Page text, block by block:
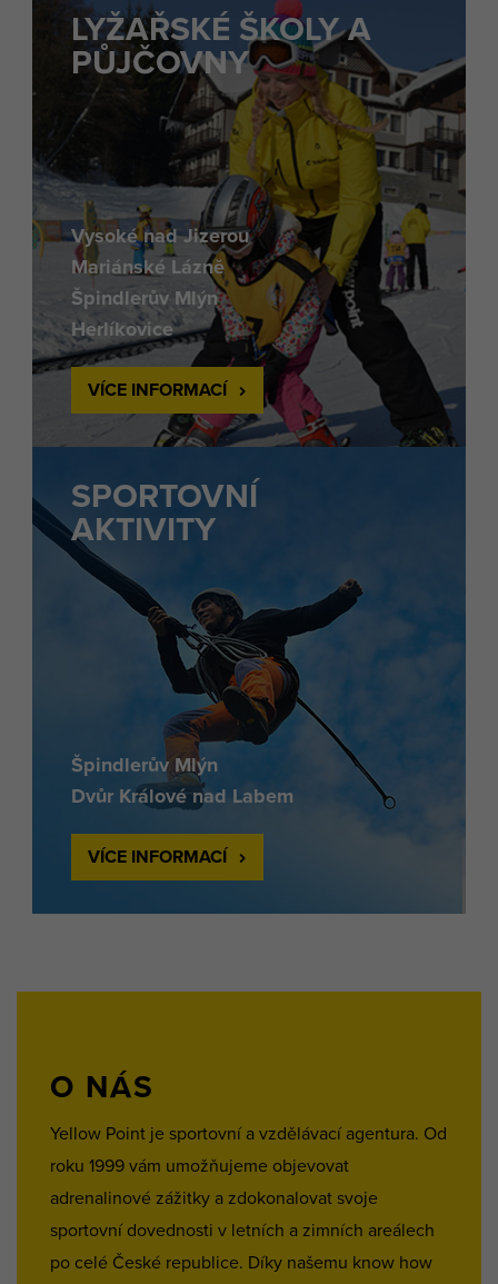
LYŽAŘSKÉ ŠKOLY A
PŮJČOVNY
Vysoké nad Jizerou
Mariánské Lázně
Špindlerův Mlýn
Herlíkovice
VÍCE INFORMACÍ
SPORTOVNÍ
AKTIVITY
Špindlerův Mlýn
Dvůr Králové nad Labem
VÍCE INFORMACÍ
O NÁS
Yellow Point je sportovní a vzdělávací agentura. Od
roku 1999 vám umožňujeme objevovat
adrenalinové zážitky a zdokonalovat svoje
sportovní dovednosti v letních a zimních areálech
po celé České republice. Díky našemu know how